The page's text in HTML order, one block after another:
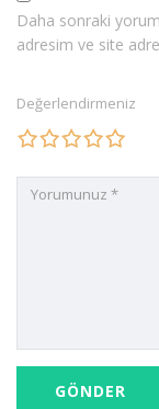
Daha sonraki
adresim ve site
Değerlendirmeniz